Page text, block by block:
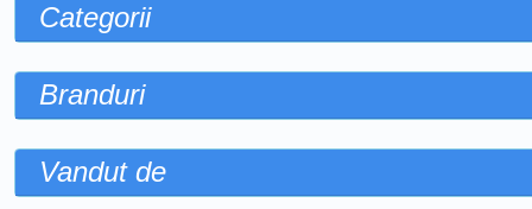
Categorii
Branduri
Vandut de